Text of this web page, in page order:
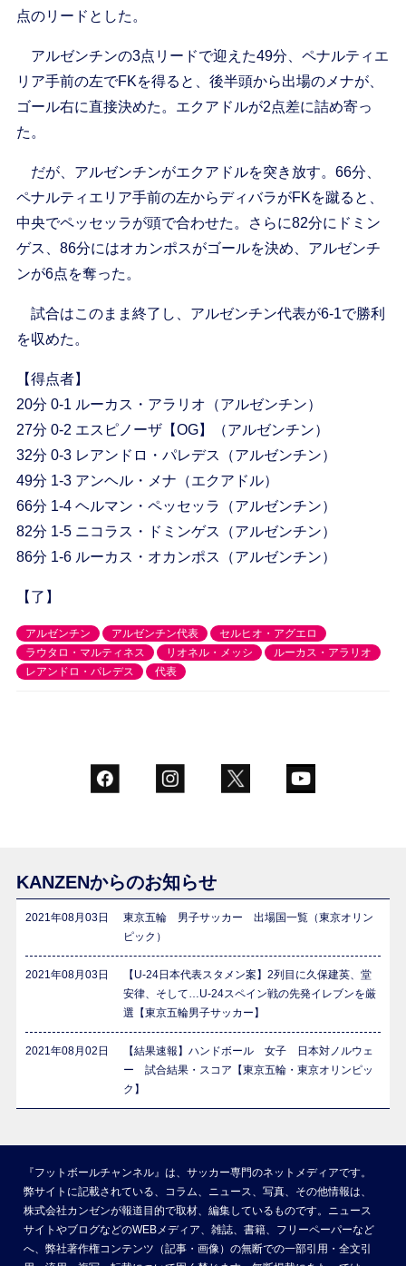
点のリードとした。
アルゼンチンの3点リードで迎えた49分、ペナルティエ
リア手前の左でFKを得ると、後半頭から出場のメナが、
ゴール右に直接決めた。エクアドルが2点差に詰め寄っ
た。
だが、アルゼンチンがエクアドルを突き放す。66分、
ペナルティエリア手前の左からディバラがFKを蹴ると、
中央でペッセッラが頭で合わせた。さらに82分にドミン
ゲス、86分にはオカンポスがゴールを決め、アルゼンチ
ンが6点を奪った。
試合はこのまま終了し、アルゼンチン代表が6-1で勝利
を収めた。
【得点者】
20分 0-1 ルーカス・アラリオ（アルゼンチン）
27分 0-2 エスピノーザ【OG】（アルゼンチン）
32分 0-3 レアンドロ・パレデス（アルゼンチン）
49分 1-3 アンヘル・メナ（エクアドル）
66分 1-4 ヘルマン・ペッセッラ（アルゼンチン）
82分 1-5 ニコラス・ドミンゲス（アルゼンチン）
86分 1-6 ルーカス・オカンポス（アルゼンチン）
【了】
アルゼンチン アルゼンチン代表
セルヒオ・アグエロ
ラウタロ・マルティネス
リオネル・メッシ
ルーカス・アラリオ
レアンドロ・パレデス
代表
KANZENからのお知らせ
2021年08月03日
東京五輪 男子サッカー 出場国一覧（東京オリン
ピック）
2021年08月03日
【U-24日本代表スタメン案】2列目に久保建英、堂
安律、そして…U-24スペイン戦の先発イレブンを厳
選【東京五輪男子サッカー】
2021年08月02日
【結果速報】ハンドボール 女子 日本対ノルウェ
ー 試合結果・スコア【東京五輪・東京オリンピッ
ク】
『フットボールチャンネル』は、サッカー専門のネットメディアです。
弊サイトに記載されている、コラム、ニュース、写真、その他情報は、
株式会社カンゼンが報道目的で取材、編集しているものです。ニュース
サイトやブログなどのWEBメディア、雑誌、書籍、フリーペーパーなど
へ、弊社著作権コンテンツ（記事・画像）の無断での一部引用・全文引